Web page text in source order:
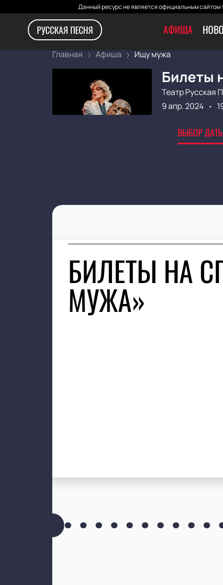
Данный ресурс не является официальным сайтом
РУССКАЯ ПЕСНЯ АФИША
Главная Афиша Ищу мужа
Билеты
Театр Русская
9 апр. 2024
ВЫБОР
БИЛЕТЫ НА
МУЖА»